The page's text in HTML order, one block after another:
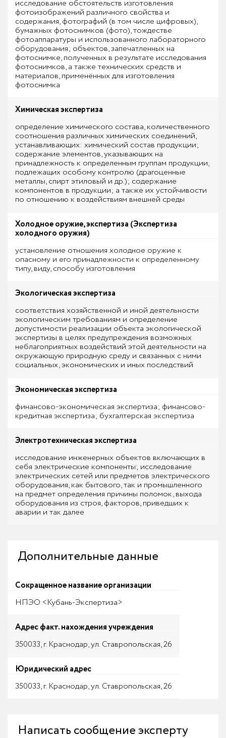
исследование обстоятельств изготовления
фотоизображений различного свойства и
содержания, фотографий (в том числе цифровых),
бумажных фотоснимков (фото), тождестве
фотоаппаратуры и использованного лабораторного
оборудования; объектов, запечатленных на
фотоснимке, полученных в результате исследования
фотоснимков, а также технических средств и
материалов, применённых для изготовления
фотоснимка
Химическая экспертиза
определение химического состава, количественного
соотношения различных химических соединений,
устанавливающих: химический состав продукции;
содержание элементов, указывающих на
принадлежность к определенным группам продукции,
подлежащих особому контролю (драгоценные
металлы, спирт этиловый и др.); содержание
компонентов в продукции; а также их устойчивости
по отношению к воздействиям внешней среды
Холодное оружие, экспертиза (Экспертиза
холодного оружия)
установление отношения холодное оружие к
опасному и его принадлежности к определенному
типу, виду, способу изготовления
Экологическая экспертиза
соответствия хозяйственной и иной деятельности
экологическим требованиям и определение
допустимости реализации объекта экологической
экспертизы в целях предупреждения возможных
неблагоприятных воздействий этой деятельности на
окружающую природную среду и связанных с ними
социальных, экономических и иных последствий
Экономическая экспертиза
финансово-экономическая экспертиза; финансово-
кредитная экспертиза; бухгалтерская экспертиза
Электротехническая экспертиза
исследование инженерных объектов включающих в
себя электрические компоненты; исследование
электрических сетей или предметов электрического
оборудования, как бытового, так и промышленного
на предмет определения причины поломок, выхода
оборудования из строя, факторов, приведших к
аварии и так далее
Дополнительные данные
Сокращенное название организации
НПЭО <Кубань-Экспертиза>
Адрес факт. нахождения учреждения
350033, г. Краснодар, ул. Ставропольская, 26
Юридический адрес
350033, г. Краснодар, ул. Ставропольская, 26
Написать сообщение эксперту